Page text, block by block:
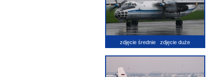
zdjęcie średnie zdjęcie duże